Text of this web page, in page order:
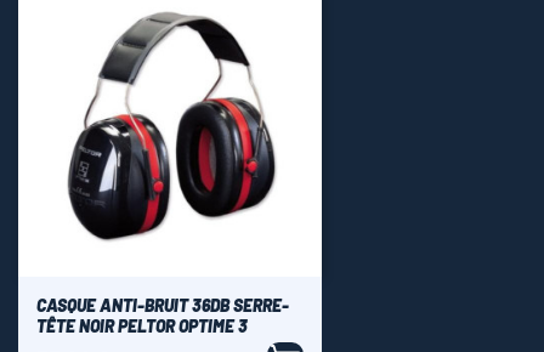
CASQUE ANTI-BRUIT 36DB SERRE-
TÊTE NOIR PELTOR OPTIME 3